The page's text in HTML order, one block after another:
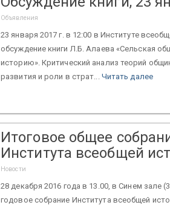
Объявления
23 января 2017 г. в 12:00 в Институте
обсуждение книги Л.Б. Алаева «Сельская
историю». Критический анализ теорий
развития и роли в страт... Читать далее
Итоговое общее
Института всеобщей
Новости
28 декабря 2016 года в 13.00, в Синем зале
годовое собрание Института всеобщей